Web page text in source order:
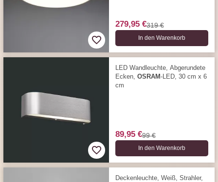
279,95 €319 €
In den Warenkorb
LED Wandleuchte, Abgerundete
Ecken, OSRAM-LED, 30 cm x 6
cm
89,95 €99 €
In den Warenkorb
Deckenleuchte, Weiß, Strahler,